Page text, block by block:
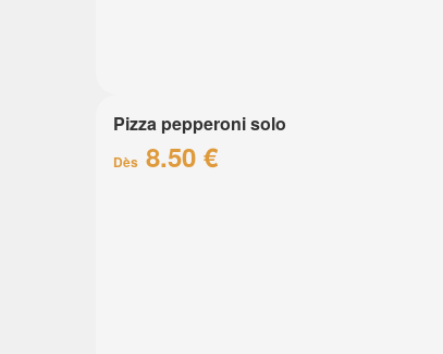
Pizza pepperoni solo
Dès 8.50 €